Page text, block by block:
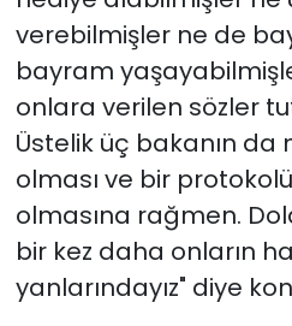
verebilmişler ne de
bayram
onlara verilen sözler
Üstelik üç bakanın
olması ve bir
olmasına rağmen.
bir kez daha onların
yanlarındayız" diye